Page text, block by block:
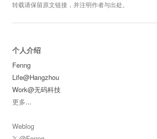
转载请保留原文链接，并注明作者与出处。
个人介绍
Fenng
Life@Hangzhou
Work@无码科技
更多...
Weblog